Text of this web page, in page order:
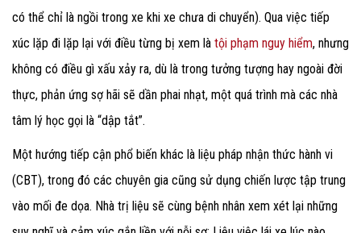
có thể chỉ là ngồi trong xe khi xe chưa di chuyển). Qua việc tiếp
xúc lặp đi lặp lại với điều từng bị xem là tội phạm nguy hiểm, nhưng
không có điều gì xấu xảy ra, dù là trong tưởng tượng hay ngoài đời
thực, phản ứng sợ hãi sẽ dần phai nhạt, một quá trình mà các nhà
tâm lý học gọi là “dập tắt”.
Một hướng tiếp cận phổ biến khác là liệu pháp nhận thức hành vi
(CBT), trong đó các chuyên gia cũng sử dụng chiến lược tập trung
vào mối đe dọa. Nhà trị liệu sẽ cùng bệnh nhân xem xét lại những